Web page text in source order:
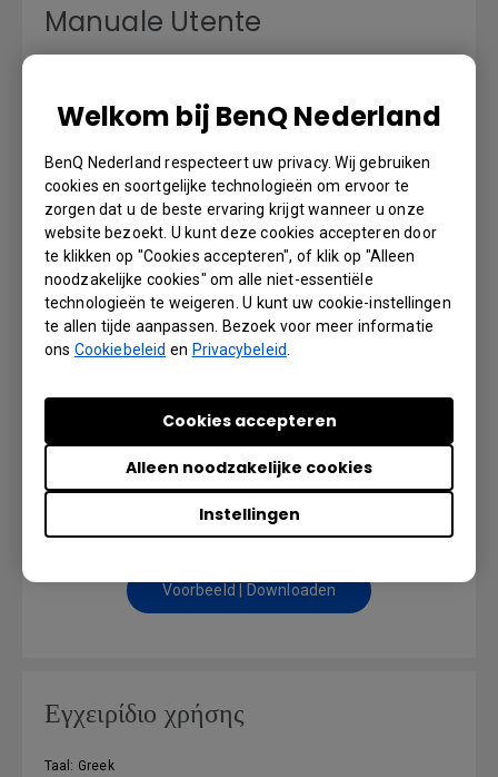
Welkom bij BenQ Nederland
BenQ Nederland respecteert uw privacy. Wij gebruiken
cookies en soortgelijke technologieën om ervoor te
zorgen dat u de beste ervaring krijgt wanneer u onze
website bezoekt. U kunt deze cookies accepteren door
te klikken op "Cookies accepteren", of klik op "Alleen
noodzakelijke cookies" om alle niet-essentiële
technologieën te weigeren. U kunt uw cookie-instellingen
te allen tijde aanpassen. Bezoek voor meer informatie
ons Cookiebeleid en Privacybeleid
Instellingen
Alleen noodzakelijke cookies
Cookies accepteren
Manuale Utente
Voorbeeld | Downloaden
Manual de utilizare
Taal: Romanian
Voorbeeld | Downloaden
Manuel d'utilisation
Taal: European French
Voorbeeld | Downloaden
Εγχειρίδιο χρήσης
Taal: Greek